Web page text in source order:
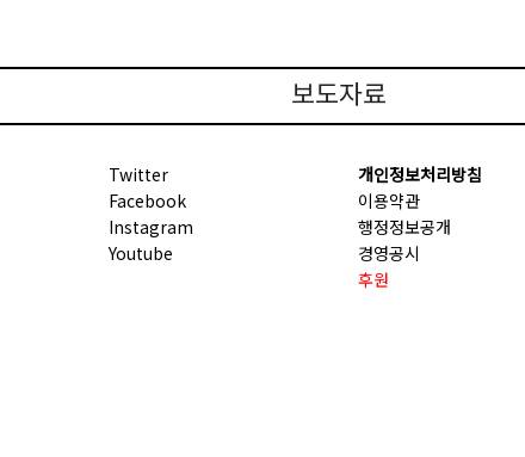
보도자료
Twitter
Facebook
Instagram
Youtube
개인정보처리방침
이용약관
행정정보공개
경영공시
후원